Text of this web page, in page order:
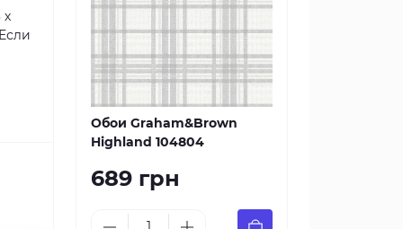
х
Обои Graham&Brown
Highland 104804
689 грн